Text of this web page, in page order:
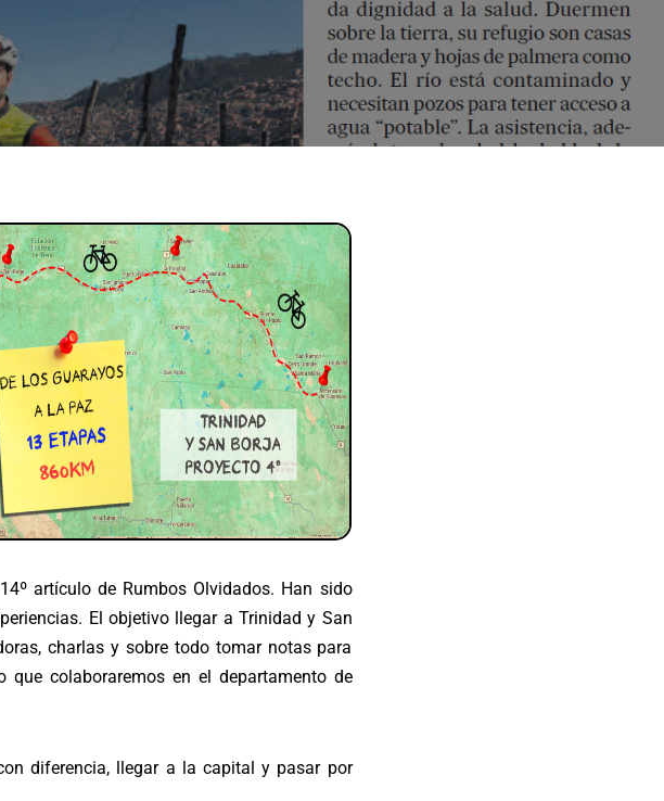
artículo de Rumbos Olvidados. Han sido
El objetivo llegar a Trinidad y San
charlas y sobre todo tomar notas para
que colaboraremos en el departamento de
diferencia, llegar a la capital y pasar por